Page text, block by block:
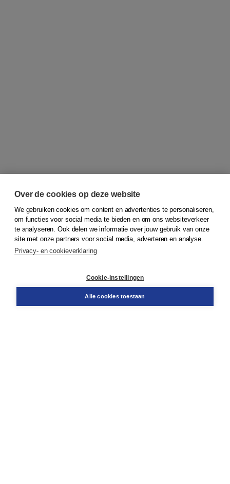
© 2026Koninklijke Boom uitgevers
Klantenservice
Service & informatie
Contact
Over de cookies op deze website
We gebruiken cookies om content en advertenties te personaliseren,
om functies voor social media te bieden en om ons websiteverkeer
te analyseren. Ook delen we informatie over jouw gebruik van onze
site met onze partners voor social media, adverteren en analyse.
Privacy- en cookieverklaring
Cookie-instellingen
Alle cookies toestaan